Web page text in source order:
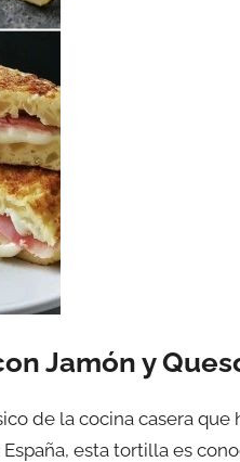
Jamón y
de la cocina casera que
esta tortilla es